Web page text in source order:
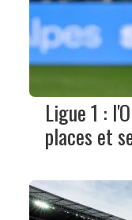
Ligue 1 :
places et